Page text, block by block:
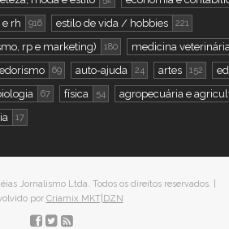
rh
916 estilo de vida / hobbies 221
rp e marketing) 180
medicina
69 auto-ajuda 24 artes 152
67 física 54
agropecuária e
17
Jornalismo Ltda. Todos os direitos reservados. |
por Criamix MKT|DZN